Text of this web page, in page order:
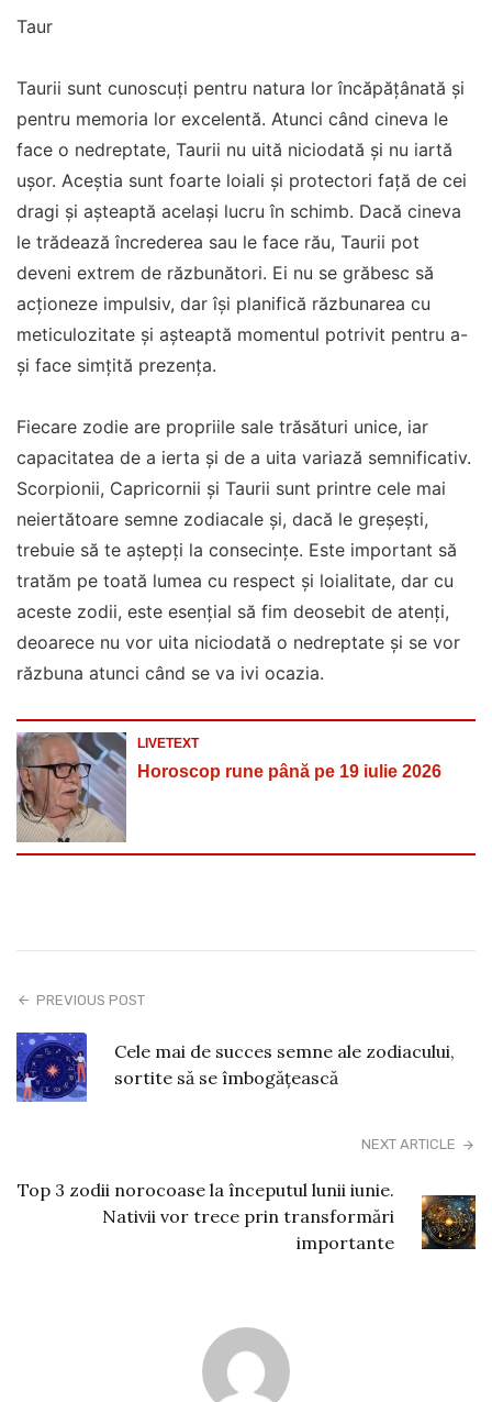
Taur
Taurii sunt cunoscuți pentru natura lor încăpățânată și
pentru memoria lor excelentă. Atunci când cineva le
face o nedreptate, Taurii nu uită niciodată și nu iartă
ușor. Aceștia sunt foarte loiali și protectori față de cei
dragi și așteaptă același lucru în schimb. Dacă cineva
le trădează încrederea sau le face rău, Taurii pot
deveni extrem de răzbunători. Ei nu se grăbesc să
acționeze impulsiv, dar își planifică răzbunarea cu
meticulozitate și așteaptă momentul potrivit pentru a-
și face simțită prezența.
Fiecare zodie are propriile sale trăsături unice, iar
capacitatea de a ierta și de a uita variază semnificativ.
Scorpionii, Capricornii și Taurii sunt printre cele mai
neiertătoare semne zodiacale și, dacă le greșești,
trebuie să te aștepți la consecințe. Este important să
tratăm pe toată lumea cu respect și loialitate, dar cu
aceste zodii, este esențial să fim deosebit de atenți,
deoarece nu vor uita niciodată o nedreptate și se vor
răzbuna atunci când se va ivi ocazia.
LIVETEXT
Horoscop rune până pe 19 iulie 2026
PREVIOUS POST
Cele mai de succes semne ale zodiacului,
sortite să se îmbogățească
NEXT ARTICLE
Top 3 zodii norocoase la începutul lunii iunie.
Nativii vor trece prin transformări
importante